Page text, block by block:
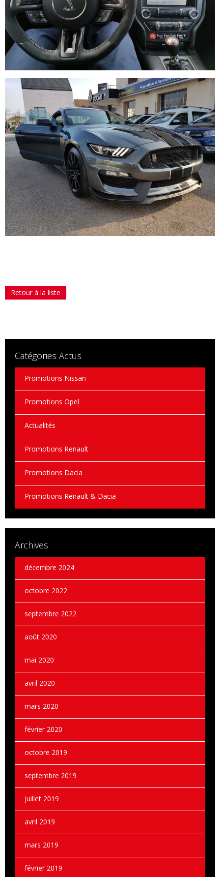
Retour à la liste
Catégories Actus
Promotions Nissan
Promotions Opel
Actualités
Promotions Renault
Promotions Dacia
Promotions Renault & Dacia
Archives
décembre 2024
octobre 2022
septembre 2022
août 2020
mai 2020
avril 2020
mars 2020
février 2020
octobre 2019
septembre 2019
juillet 2019
avril 2019
mars 2019
février 2019